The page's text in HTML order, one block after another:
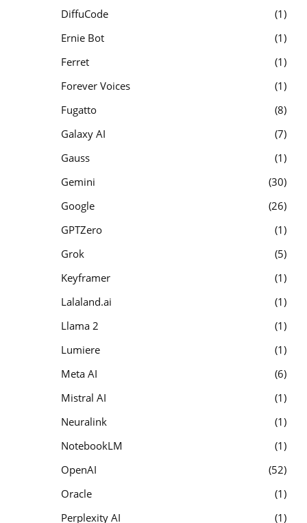
DiffuCode
1
Ernie Bot
1
Ferret
1
Forever Voices
1
Fugatto
8
Galaxy AI
7
Gauss
1
Gemini
30
Google
26
GPTZero
1
Grok
5
Keyframer
1
Lalaland.ai
1
Llama 2
1
Lumiere
1
Meta AI
6
Mistral AI
1
Neuralink
1
NotebookLM
1
OpenAI
52
Oracle
1
Perplexity AI
1